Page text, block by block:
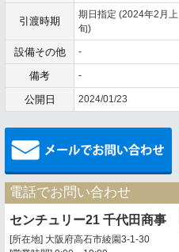
引渡時期
期日指定 (2024年2月上
旬)
設備その他 -
備考 -
公開日 2024/01/23
電話でお問い合わせ
センチュリー21 千代田商事
[所在地] 大阪府高石市綾園3-1-30